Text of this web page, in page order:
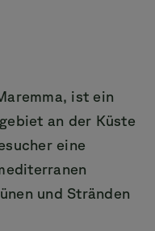
ist ein
an der Küste
eine
und Stränden